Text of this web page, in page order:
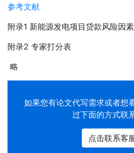
参考文献
附录1 新能源发电项目贷款风险因
附录2 专家打分表
略
如果您有论文代写需求或者想
过下面的方式联
点击联系客